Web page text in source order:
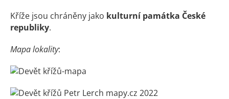
Kříže jsou chráněny jako kulturní památka České
republiky.
Mapa lokality: